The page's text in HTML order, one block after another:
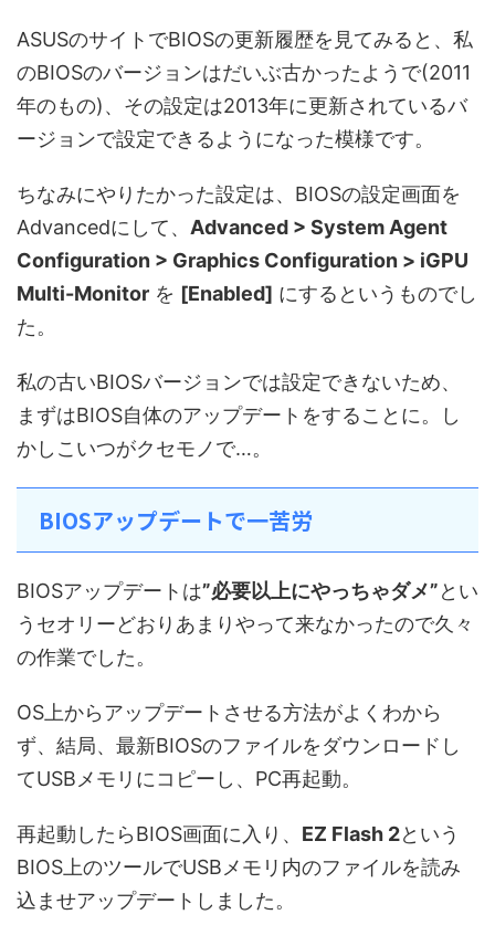
ASUSのサイトでBIOSの更新履歴を見てみると、私
のBIOSのバージョンはだいぶ古かったようで(2011
年のもの)、その設定は2013年に更新されているバ
ージョンで設定できるようになった模様です。
ちなみにやりたかった設定は、BIOSの設定画面を
Advancedにして、 Advanced > System Agent
Configuration > Graphics Configuration > iGPU
Multi-Monitor を [Enabled] にするというものでし
た。
私の古いBIOSバージョンでは設定できないため、
まずはBIOS自体のアップデートをすることに。し
かしこいつがクセモノで…。
BIOSアップデートで一苦労
BIOSアップデートは”必要以上にやっちゃダメ”とい
うセオリーどおりあまりやって来なかったので久々
の作業でした。
OS上からアップデートさせる方法がよくわから
ず、結局、最新BIOSのファイルをダウンロードし
てUSBメモリにコピーし、PC再起動。
再起動したらBIOS画面に入り、 EZ Flash 2という
BIOS上のツールでUSBメモリ内のファイルを読み
込ませアップデートしました。